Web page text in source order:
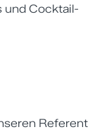
und Cocktail-
Referent